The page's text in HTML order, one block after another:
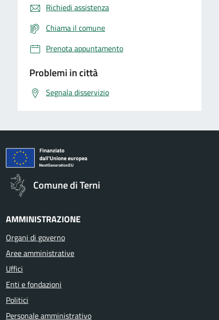
Richiedi assistenza
Chiama il comune
Prenota appuntamento
Problemi in città
Segnala disservizio
Comune di Terni
AMMINISTRAZIONE
Organi di governo
Aree amministrative
Uffici
Enti e fondazioni
Politici
Personale amministrativo